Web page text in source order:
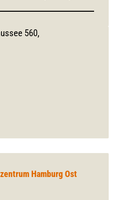
560,
Hamburg Ost